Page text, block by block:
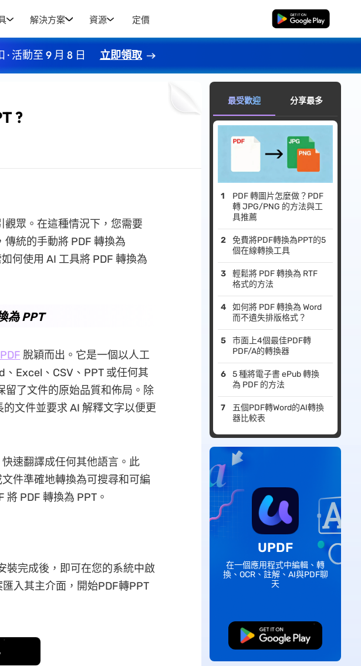
解決方案 資源 定價 免費下載
· 活動至 9 月 8 日 立即領取
?
眾。在這種情況下，您需要
統的手動將 PDF 轉換為
何使用 AI 工具將 PDF 轉換為
為 PPT
脫穎而出。它是一個以人工
Excel、CSV、PPT 或任何其
留了文件的原始品質和佈局。除
的文件並要求 AI 解釋文字以便更
速翻譯成任何其他語言。此
件準確地轉換為可搜尋和可編
PDF 轉換為 PPT。
裝完成後，即可在您的系統中啟
入其主介面，開始PDF轉PPT
最受歡迎 分享最多
PDF 轉圖片怎麼做？PDF
轉 JPG/PNG 的方法與工
具推薦
免費將PDF轉換為PPT的5
個在線轉換工具
輕鬆將 PDF 轉換為 RTF
格式的方法
如何將 PDF 轉換為 Word
而不遺失排版格式？
市面上4個最佳PDF轉
PDF/A的轉換器
5 種將電子書 ePub 轉換
為 PDF 的方法
五個PDF轉Word的AI轉換
器比較表
UPDF
在一個應用程式中編輯、轉
換、OCR、註解、AI與PDF聊
天
免費下載